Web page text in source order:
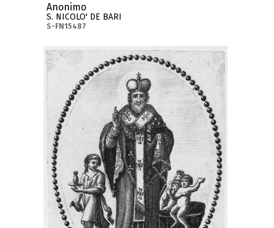
Anonimo
S. NICOLO' DE BARI
S-FN15487